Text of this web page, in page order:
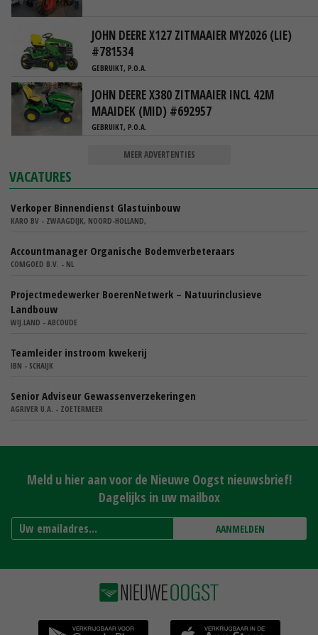
JOHN DEERE X127 ZITMAAIER MY2026 (LIE)
#781534
GEBRUIKT, P.O.A.
JOHN DEERE X380 ZITMAAIER INCL 42M
MAAIDEK (MID) #692957
GEBRUIKT, P.O.A.
MEER ADVERTENTIES
VACATURES
Verkoper Binnendienst Glastuinbouw
KARO BV - ZWAAGDIJK, NOORD-HOLLAND,
Accountmanager Organische Bodemverbeteraars
COMGOED B.V. - NL
Projectmedewerker BoerenNetwerk – Natuurinclusieve
Landbouw
WIJ.LAND - ABCOUDE
Teamleider instroom kwekerij
IBN - SCHAIJK
Senior Adviseur Gewassenverzekeringen
AGRIVER U.A. - ZOETERMEER
Meld u hier aan voor de Nieuwe Oogst nieuwsbrief!
Dagelijks in uw mailbox
AANMELDEN